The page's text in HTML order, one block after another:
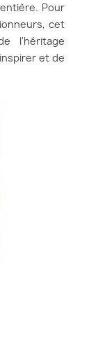
Pour
cet
l'héritage
et de